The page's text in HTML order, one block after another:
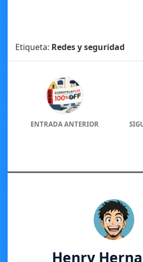
Etiqueta: Redes y seguridad
ENTRADA ANTERIOR
Henry